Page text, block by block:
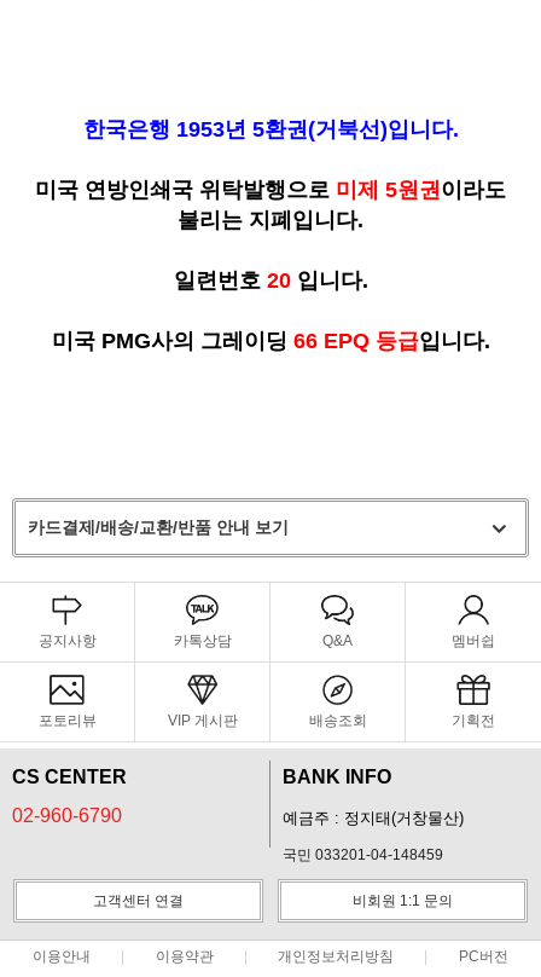
한국은행 1953년 5환권(거북선)입니다.
미국 연방인쇄국 위탁발행으로 미제 5원권이라도
불리는 지폐입니다.
일련번호20 입니다.
미국 PMG사의 그레이딩 66 EPQ 등급입니다.
카드결제/배송/교환/반품 안내 보기
공지사항 카톡상담 Q&A 멤버쉽
포토리뷰 VIP 게시판 배송조회 기획전
CS CENTER
02-960-6790
BANK INFO
예금주 : 정지태(거창물산)
국민 033201-04-148459
고객센터 연결 비회원 1:1 문의
이용안내 이용약관 개인정보처리방침 PC버전